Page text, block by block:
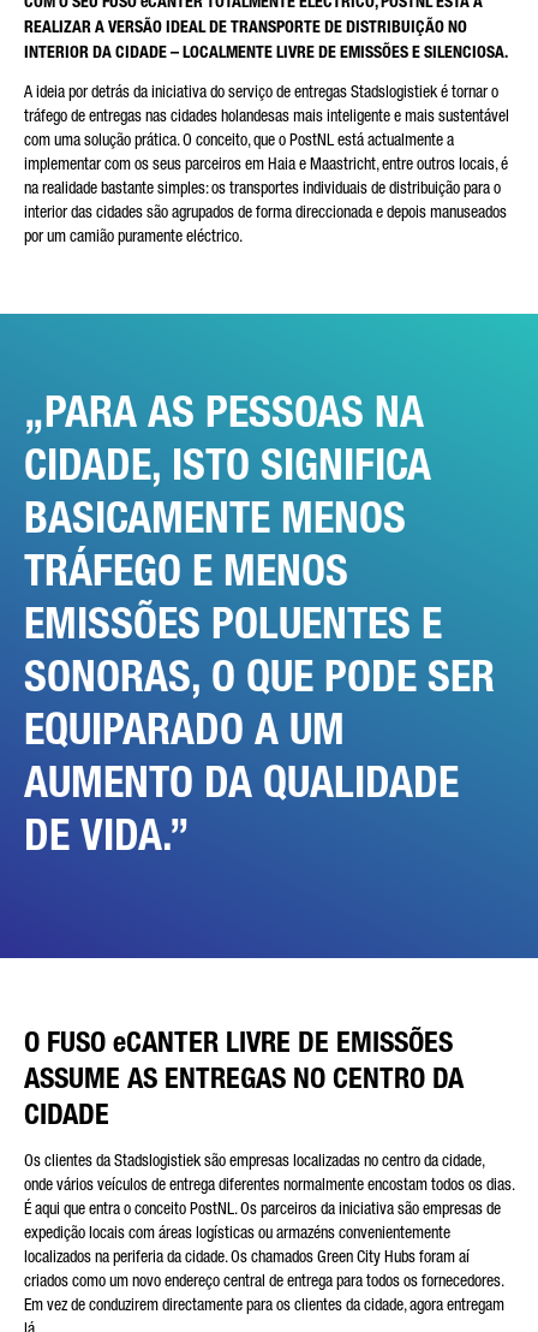
CORREIO ELECTRÓNICO*
NÚMERO DE TELEFONE*
* O campo é obrigatório
Processaremos, armazenaremos e utilizaremos
cuidadosamente os seus dados de acordo com as disposições
consentimento, apenas com a finalidade de processar a sua
consulta. Mais detalhes sobre o processamento dos seus
informações detalhadas sobre os seus direitos, podem ser
encontrados online nas informações sobre protecção de
dados.
REALIZAR A VERSÃO IDEAL DE TRANSPORTE DE DISTRIBUIÇÃO NO
INTERIOR DA CIDADE – LOCALMENTE LIVRE DE EMISSÕES E SILENCIOSA.
A ideia por detrás da iniciativa do serviço de entregas Stadslogistiek é tornar o
tráfego de entregas nas cidades holandesas mais inteligente e mais sustentável
com uma solução prática. O conceito, que o PostNL está actualmente a
implementar com os seus parceiros em Haia e Maastricht, entre outros locais, é
na realidade bastante simples: os transportes individuais de distribuição para o
interior das cidades são agrupados de forma direccionada e depois manuseados
por um camião puramente eléctrico.
PARA AS PESSOAS NA
CIDADE, ISTO SIGNIFICA
BASICAMENTE MENOS
TRÁFEGO E MENOS
EMISSÕES POLUENTES E
SONORAS, O QUE PODE SER
EQUIPARADO A UM
AUMENTO DA QUALIDADE
DE VIDA.
O FUSO eCANTER LIVRE DE EMISSÕES
ASSUME AS ENTREGAS NO CENTRO DA
CIDADE
Os clientes da Stadslogistiek são empresas localizadas no centro da cidade,
onde vários veículos de entrega diferentes normalmente encostam todos os dias.
É aqui que entra o conceito PostNL. Os parceiros da iniciativa são empresas de
expedição locais com áreas logísticas ou armazéns convenientemente
localizados na periferia da cidade. Os chamados Green City Hubs foram aí
criados como um novo endereço central de entrega para todos os fornecedores.
Em vez de conduzirem directamente para os clientes da cidade, agora entregam
lá.